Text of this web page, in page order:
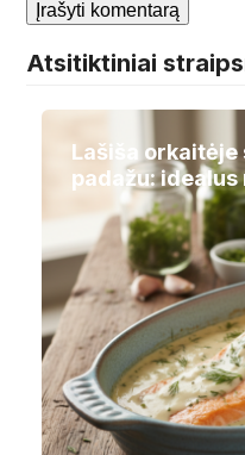
Atsitiktiniai
Lašiša
padažu: